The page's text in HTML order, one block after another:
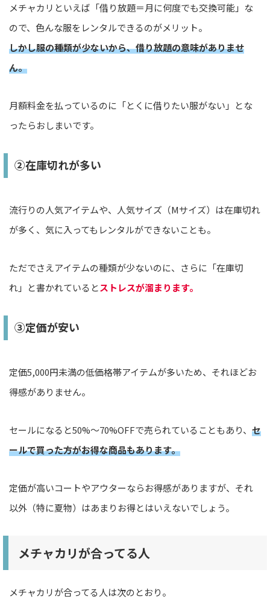
メチャカリといえば「借り放題＝月に何度でも交換可能」な
ので、色んな服をレンタルできるのがメリット。
しかし服の種類が少ないから、借り放題の意味がありませ
ん。
月額料金を払っているのに「とくに借りたい服がない」とな
ったらおしまいです。
②在庫切れが多い
流行りの人気アイテムや、人気サイズ（Mサイズ）は在庫切れ
が多く、気に入ってもレンタルができないことも。
ただでさえアイテムの種類が少ないのに、さらに「在庫切
れ」と書かれているとストレスが溜まります。
③定価が安い
定価5,000円未満の低価格帯アイテムが多いため、それほどお
得感がありません。
セールになると50%〜70%OFFで売られていることもあり、 セ
ールで買った方がお得な商品もあります。
定価が高いコートやアウターならお得感がありますが、それ
以外（特に夏物）はあまりお得とはいえないでしょう。
メチャカリが合ってる人
メチャカリが合ってる人は次のとおり。